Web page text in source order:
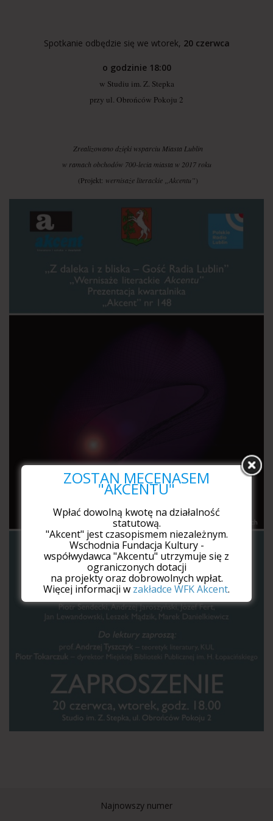
Spotkanie odbędzie się we wtorek, 20 czerwca
o godzinie 18:00
w Studiu im. Z. Stepka
przy ul. Obrońców Pokoju 2
Zrealizowano dzięki wsparciu Miasta Lublin
w ramach obchodów 700-lecia miasta w 2017 roku
(Projekt: wernisaże literackie „Akcentu”)
Najnowszy numer
ZOSTAŃ MECENASEM
"AKCENTU"
Wpłać dowolną kwotę na działalność
statutową.
"Akcent" jest czasopismem niezależnym.
Wschodnia Fundacja Kultury -
współwydawca "Akcentu" utrzymuje się z
ograniczonych dotacji
na projekty oraz dobrowolnych wpłat.
Więcej informacji w zakładce WFK Akcent.